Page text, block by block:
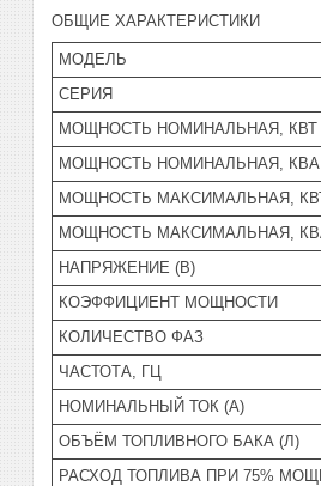
ОБЩИЕ ХАРАКТЕРИСТИКИ
МОДЕЛЬ
СЕРИЯ
МОЩНОСТЬ НОМИНАЛЬНАЯ, КВТ
МОЩНОСТЬ НОМИНАЛЬНАЯ, КВА
МОЩНОСТЬ МАКСИМАЛЬНАЯ,
МОЩНОСТЬ МАКСИМАЛЬНАЯ,
НАПРЯЖЕНИЕ (В)
КОЭФФИЦИЕНТ МОЩНОСТИ
КОЛИЧЕСТВО ФАЗ
ЧАСТОТА, ГЦ
НОМИНАЛЬНЫЙ ТОК (А)
ОБЪЁМ ТОПЛИВНОГО БАКА (Л)
РАСХОД ТОПЛИВА ПРИ 75%